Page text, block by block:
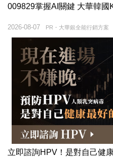
009829掌握AI關鍵 大華韓國
PR・大華銀全能行銷方案
2026-08-07
立即諮詢HPV！是對自己健